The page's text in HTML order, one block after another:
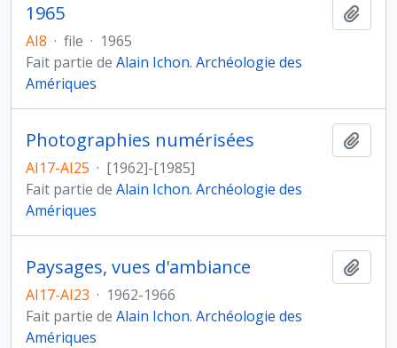
1965
AI8 · file · 1965
Fait partie de Alain Ichon. Archéologie des
Amériques
Photographies numérisées
AI17-AI25 · [1962]-[1985]
Fait partie de Alain Ichon. Archéologie des
Amériques
Paysages, vues d'ambiance
AI17-AI23 · 1962-1966
Fait partie de Alain Ichon. Archéologie des
Amériques